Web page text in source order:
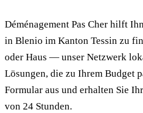
Déménagement Pas Cher hilft
in Blenio im Kanton Tessin zu
oder Haus — unser Netzwerk
Lösungen, die zu Ihrem Budget
Formular aus und erhalten Sie
von 24 Stunden.